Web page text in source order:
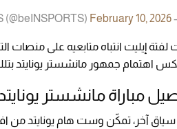
— beIN
February 10, 2026
اهتمام جمهور مانشستر يونايتد
مباراة مانشستر